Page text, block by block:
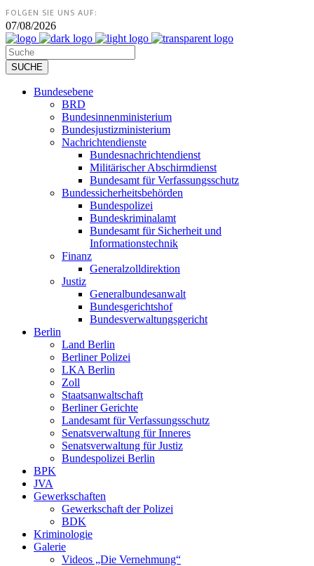
FOLGEN SIE UNS AUF:
07/08/2026
Bundesebene
BRD
Bundesinnenministerium
Bundesjustizministerium
Nachrichtendienste
Bundesnachrichtendienst
Militärischer Abschirmdienst
Bundesamt für Verfassungsschutz
Bundessicherheitsbehörden
Bundespolizei
Bundeskriminalamt
Bundesamt für Sicherheit und
Informationstechnik
Finanz
Generalzolldirektion
Justiz
Generalbundesanwalt
Bundesgerichtshof
Bundesverwaltungsgericht
Berlin
Land Berlin
Berliner Polizei
LKA Berlin
Zoll
Staatsanwaltschaft
Berliner Gerichte
Landesamt für Verfassungsschutz
Senatsverwaltung für Inneres
Senatsverwaltung für Justiz
Bundespolizei Berlin
BPK
JVA
Gewerkschaften
Gewerkschaft der Polizei
BDK
Kriminologie
Galerie
Videos „Die Vernehmung“